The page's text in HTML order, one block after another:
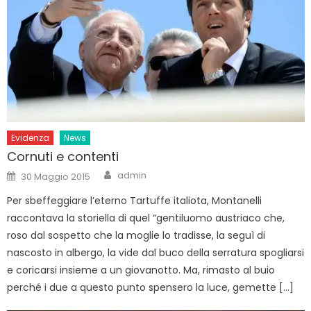
Evidenza News
Cornuti e contenti
Posted
on
30 Maggio 2015 Author
admin
Per sbeffeggiare l’eterno Tartuffe italiota, Montanelli
raccontava la storiella di quel “gentiluomo austriaco che,
roso dal sospetto che la moglie lo tradisse, la seguì di
nascosto in albergo, la vide dal buco della serratura spogliarsi
e coricarsi insieme a un giovanotto. Ma, rimasto al buio
perché i due a questo punto spensero la luce, gemette […]